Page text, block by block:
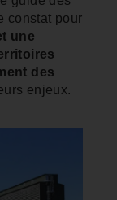
constat pour
une
des
enjeux.